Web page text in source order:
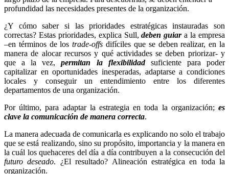
profundidad las necesidades presentes de la organización.
¿Y cómo saber si las prioridades estratégicas instauradas son
correctas? Estas prioridades, explica Sull,deben guiara la empresa
–en términos de lostrade-offs difíciles que se deben realizar, en la
manera de alocar recursos y qué actividades se deben priorizar- y
que a la vez,permitan la flexibilidadsuficiente para poder
capitalizar en oportunidades inesperadas, adaptarse a condiciones
locales y conseguir un entendimiento entre los diferentes
departamentos de una organización.
Por último, para adaptar la estrategia en toda la organización; es
clave la comunicación de manera correcta.
La manera adecuada de comunicarla es explicando no solo el trabajo
que se está realizando, sino su propósito, importancia y la manera en
la cuál los quehaceres del día a día contribuyen a la consecución del
futuro deseado. ¿El resultado? Alineación estratégica en toda la
organización.